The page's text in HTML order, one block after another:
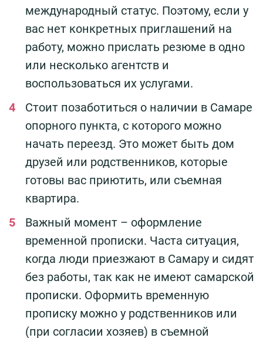
международный статус. Поэтому, если у
вас нет конкретных приглашений на
работу, можно прислать резюме в одно
или несколько агентств и
воспользоваться их услугами.
Стоит позаботиться о наличии в Самаре
опорного пункта, с которого можно
начать переезд. Это может быть дом
друзей или родственников, которые
готовы вас приютить, или съемная
квартира.
Важный момент – оформление
временной прописки. Часта ситуация,
когда люди приезжают в Самару и сидят
без работы, так как не имеют самарской
прописки. Оформить временную
прописку можно у родственников или
(при согласии хозяев) в съемной